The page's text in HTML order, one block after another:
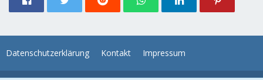
Datenschutzerklärung Kontakt Impressum